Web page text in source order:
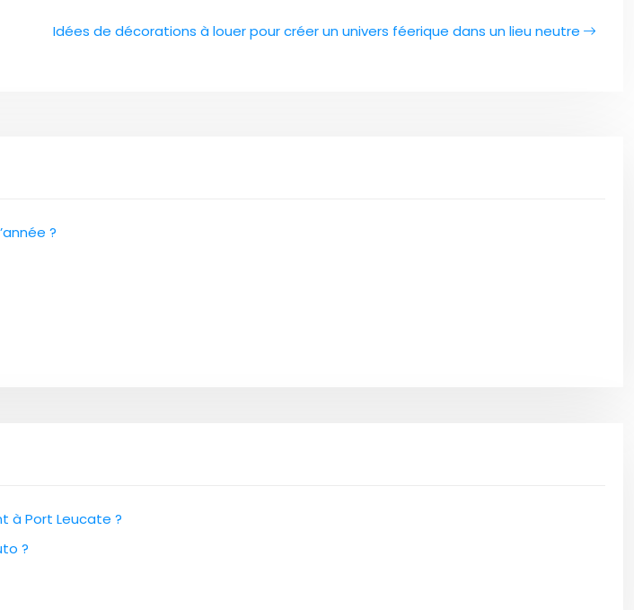
Idées de décorations à louer pour créer un univers féerique dans un lieu neutre
?
à Port Leucate ?
?